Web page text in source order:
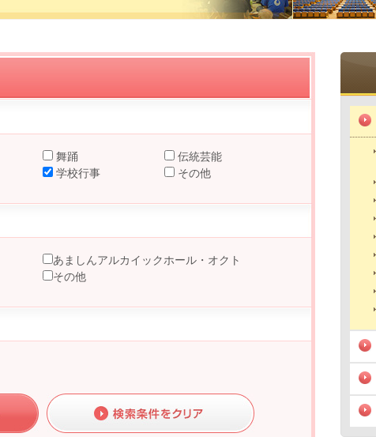
舞踊
伝統芸能
学校行事 その他
あましんアルカイックホール・オクト
その他